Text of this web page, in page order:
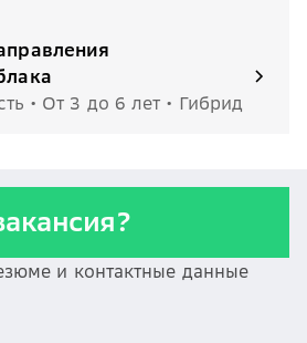
• От 3 до 6 лет • Гибрид
и контактные данные